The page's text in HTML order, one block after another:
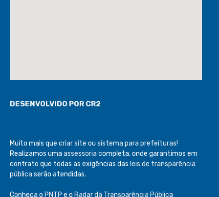
DESENVOLVIDO POR CR2
Muito mais que criar site ou sistema para prefeituras!
Realizamos uma assessoria completa, onde garantimos em
contrato que todas as exigências das leis de transparência
pública serão atendidas.
Conheça o PNTP e o Radar da Transparência Pública